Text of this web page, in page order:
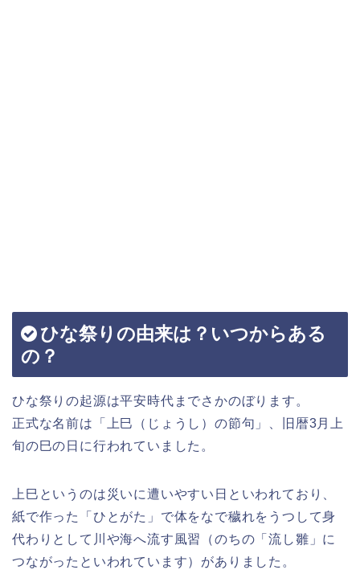
ひな祭りの由来は？いつからある
の？
ひな祭りの起源は平安時代までさかのぼります。
正式な名前は「上巳（じょうし）の節句」、旧暦3月上
旬の巳の日に行われていました。
上巳というのは災いに遭いやすい日といわれており、
紙で作った「ひとがた」で体をなで穢れをうつして身
代わりとして川や海へ流す風習（のちの「流し雛」に
つながったといわれています）がありました。